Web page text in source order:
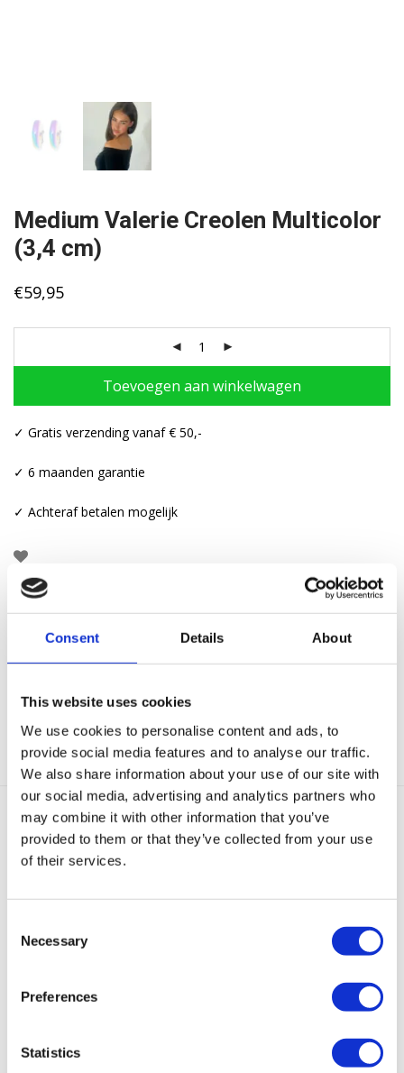
Consent Details About
This website uses cookies
We use cookies to personalise content and ads, to
provide social media features and to analyse our traffic.
We also share information about your use of our site with
our social media, advertising and analytics partners who
may combine it with other information that you’ve
provided to them or that they’ve collected from your use
of their services.
Selection
Necessary
Preferences
Statistics
Medium Valerie Creolen Multicolor
(3,4 cm)
€59,95
Toevoegen aan winkelwagen
✓ Gratis verzending vanaf € 50,-
✓ 6 maanden garantie
✓ Achteraf betalen mogelijk
Aanvullende informatie
Categorie: Creolen
Gerelateerde producten
Valerie
(3,4
Valerie
Valerie
Snake
Zwart
€69,95